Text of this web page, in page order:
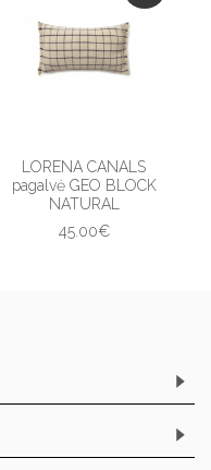
LORENA CANALS
pagalvė GEO BLOCK
NATURAL
45.00€